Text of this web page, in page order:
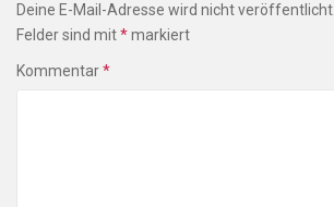
Deine E-Mail-Adresse wird nicht veröffentlicht.
Felder sind mit*markiert
Kommentar*